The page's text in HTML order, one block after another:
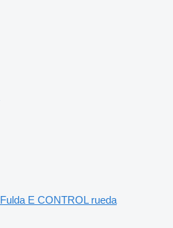
Fulda E CONTROL rueda